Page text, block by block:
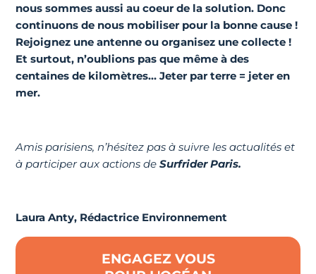
nous sommes aussi au coeur de la solution. Donc
continuons de nous mobiliser pour la bonne cause !
Rejoignez une antenne ouorganisez une collecte !
Et surtout, n’oublions pas que même à des
centaines de kilomètres… Jeter par terre = jeter en
mer.
Amis parisiens, n’hésitez pas à suivre les actualités et
à participer aux actions deSurfrider Paris.
Laura Anty, Rédactrice Environnement
ENGAGEZ VOUS